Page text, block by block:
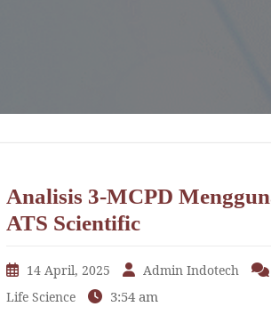
Analisis 3-MCPD
ATS Scientific
14 April, 2025 Admin Indotech
Life Science
3:54 am